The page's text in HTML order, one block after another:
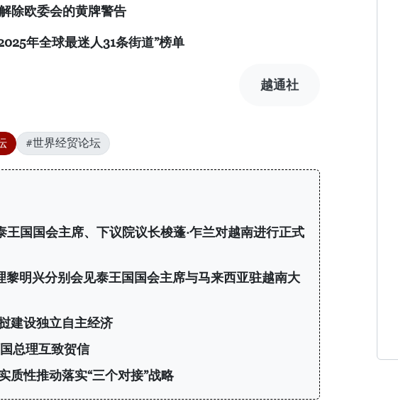
除欧委会的黄牌警告
年全球最迷人31条街道”榜单
越通社
#世界经贸论坛
王国国会主席、下议院议长梭蓬·乍兰对越南进行正式
黎明兴分别会见泰王国国会主席与马来西亚驻越南大
建设独立自主经济
总理互致贺信
质性推动落实“三个对接”战略